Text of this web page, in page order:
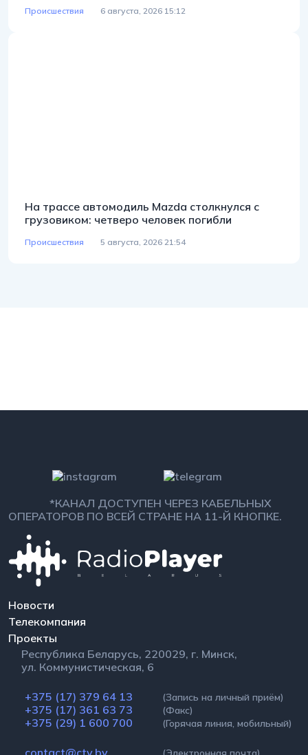
Происшествия 6 августа, 2026 15:12
На трассе автомодиль Mazda столкнулся с
грузовиком: четверо человек погибли
Происшествия 5 августа, 2026 21:54
*КАНАЛ ДОСТУПЕН ЧЕРЕЗ КАБЕЛЬНЫХ
ОПЕРАТОРОВ ПО ВСЕЙ СТРАНЕ НА 11-Й КНОПКЕ.
Новости
Телекомпания
Проекты
Республика Беларусь, 220029, г. Минск,
ул. Коммунистическая, 6
+375 (17) 379 64 13 (Запись на личный приём)
+375 (17) 361 63 73 (Факс)
+375 (29) 1 600 700 (Горячая линия, мобильный)
contact@ctv.by